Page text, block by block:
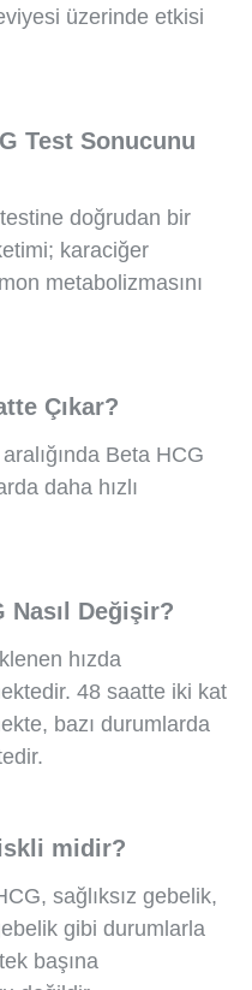
üzerinde etkisi
Test Sonucunu
doğrudan bir
karaciğer
metabolizmasını
Çıkar?
Beta HCG
daha hızlı
Nasıl Değişir?
hızda
48 saatte iki kat
bazı durumlarda
midir?
sağlıksız gebelik,
gibi durumlarla
başına